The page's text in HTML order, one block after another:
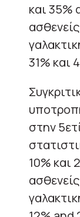
και 35%
31% και
στην
10% και